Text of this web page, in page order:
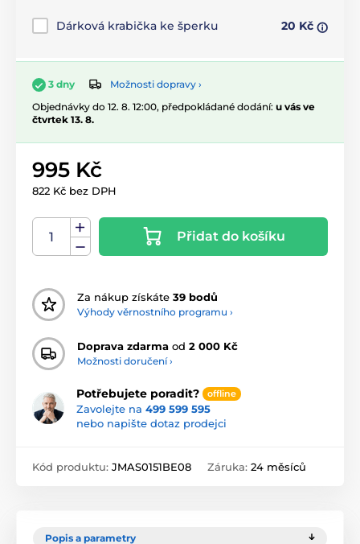
Dárková krabička ke šperku 20 Kč
3 dny
Možnosti dopravy ›
Objednávky do 12. 8. 12:00, předpokládané dodání: u vás ve
čtvrtek 13. 8.
995 Kč
822 Kč bez DPH
Přidat do košíku
Za nákup získáte 39 bodů
Výhody věrnostního programu ›
Doprava zdarma od 2 000 Kč
Možnosti doručení ›
Potřebujete poradit? offline
Zavolejte na 499 599 595
nebo napište dotaz prodejci
Kód produktu: JMAS0151BE08 Záruka: 24 měsíců
Popis a parametry